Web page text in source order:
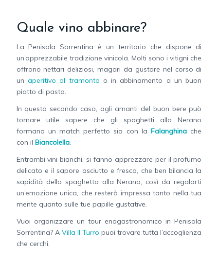
Quale vino abbinare?
La Penisola Sorrentina è un territorio che dispone di
un’apprezzabile tradizione vinicola. Molti sono i vitigni che
offrono nettari deliziosi, magari da gustare nel corso di
un aperitivo al tramonto o in abbinamento a un buon
piatto di pasta.
In questo secondo caso, agli amanti del buon bere può
tornare utile sapere che gli spaghetti alla Nerano
formano un match perfetto sia con laFalanghina che
con il Biancolella.
Entrambi vini bianchi, si fanno apprezzare per il profumo
delicato e il sapore asciutto e fresco, che ben bilancia la
sapidità dello spaghetto alla Nerano, così da regalarti
un’emozione unica, che resterà impressa tanto nella tua
mente quanto sulle tue papille gustative.
Vuoi organizzare un tour enogastronomico in Penisola
Sorrentina? A Villa Il Turro puoi trovare tutta l’accoglienza
che cerchi.